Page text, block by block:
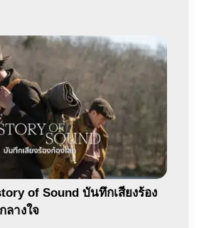
of Sound บันทึกเสียงร้อง
ลางใจ